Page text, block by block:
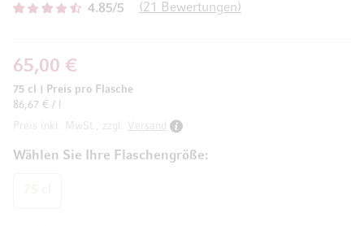
4.85/5 21 Bewertungen
Wählen Sie Ihre Flaschengröße
65,00 €
75 cl
Preis pro Flasche
86,67 € / l
Preis inkl. MwSt., zzgl.
Versand